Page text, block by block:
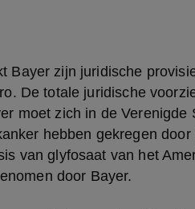
Bayer zijn juridische
De totale juridische
moet zich in de Verenigde
hebben gekregen
van glyfosaat van het
door Bayer.